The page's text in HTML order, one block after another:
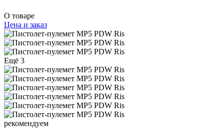
О товаре
Цена и заказ
Ещё 3
рекомендуем